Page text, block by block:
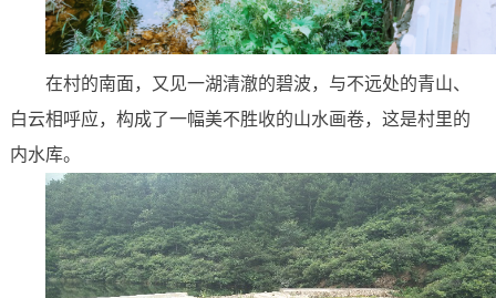
在村的南面，又见一湖清澈的碧波，与不远处的青山、
白云相呼应，构成了一幅美不胜收的山水画卷，这是村里的
内水库。